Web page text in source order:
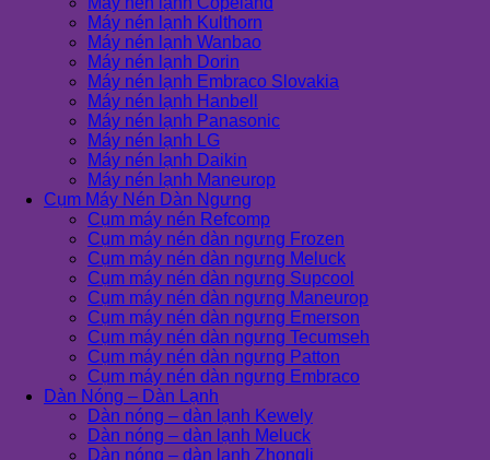
Máy nén lạnh Kulthorn
Máy nén lạnh Wanbao
Máy nén lạnh Dorin
Máy nén lạnh Embraco Slovakia
Máy nén lạnh Hanbell
Máy nén lạnh Panasonic
Máy nén lạnh LG
Máy nén lạnh Daikin
Máy nén lạnh Maneurop
Cụm Máy Nén Dàn Ngưng
Cụm máy nén Refcomp
Cụm máy nén dàn ngưng Frozen
Cụm máy nén dàn ngưng Meluck
Cụm máy nén dàn ngưng Supcool
Cụm máy nén dàn ngưng Maneurop
Cụm máy nén dàn ngưng Emerson
Cụm máy nén dàn ngưng Tecumseh
Cụm máy nén dàn ngưng Patton
Cụm máy nén dàn ngưng Embraco
Dàn Nóng – Dàn Lạnh
Dàn nóng – dàn lạnh Kewely
Dàn nóng – dàn lạnh Meluck
Dàn nóng – dàn lạnh Zhongli